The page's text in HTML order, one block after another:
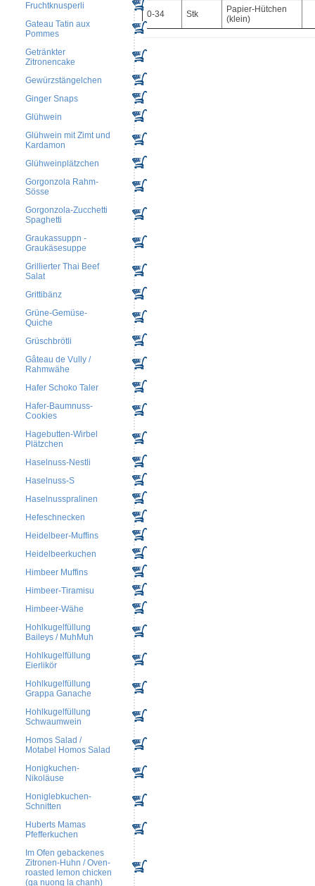
Fruchtknusperli
Gateau Tatin aux
Pommes
Getränkter
Zitronencake
Gewürzstängelchen
Ginger Snaps
Glühwein
Glühwein mit Zimt und
Kardamon
Glühweinplätzchen
Gorgonzola Rahm-
Sösse
Gorgonzola-Zucchetti
Spaghetti
Graukassuppn -
Graukäsesuppe
Grillierter Thai Beef
Salat
Grittibänz
Grüne-Gemüse-
Quiche
Grüschbrötli
Gâteau de Vully /
Rahmwähe
Hafer Schoko Taler
Hafer-Baumnuss-
Cookies
Hagebutten-Wirbel
Plätzchen
Haselnuss-Nestli
Haselnuss-S
Haselnusspralinen
Hefeschnecken
Heidelbeer-Muffins
Heidelbeerkuchen
Himbeer Muffins
Himbeer-Tiramisu
Himbeer-Wähe
Hohlkugelfüllung
Baileys / MuhMuh
Hohlkugelfüllung
Eierlikör
Hohlkugelfüllung
Grappa Ganache
Hohlkugelfüllung
Schwaumwein
Homos Salad /
Motabel Homos Salad
Honigkuchen-
Nikoläuse
Honiglebkuchen-
Schnitten
Huberts Mamas
Pfefferkuchen
Im Ofen gebackenes
Zitronen-Huhn / Oven-
roasted lemon chicken
(ga nuong la chanh)
0-34 Stk
Papier-Hütchen
(klein)